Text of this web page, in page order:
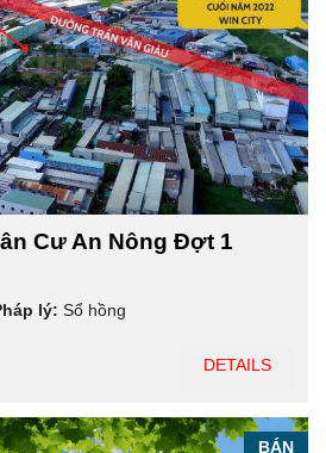
Cư An Nông Đợt 1
lý: Sổ hồng
DETAILS
BÁN